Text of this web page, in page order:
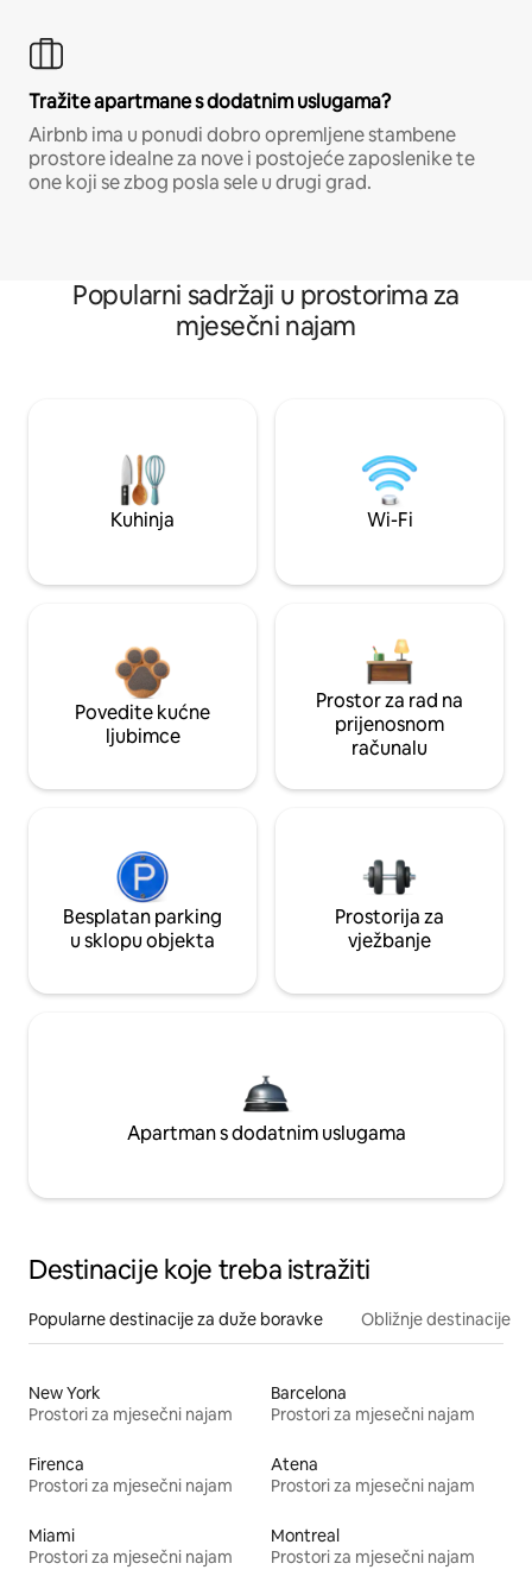
Tražite apartmane s dodatnim uslugama?
Airbnb ima u ponudi dobro opremljene stambene
prostore idealne za nove i postojeće zaposlenike te
one koji se zbog posla sele u drugi grad.
Popularni sadržaji u prostorima za
mjesečni najam
Kuhinja Wi-Fi
Povedite kućne
ljubimce
Prostor za rad na
prijenosnom
računalu
Besplatan parking
u sklopu objekta
Prostorija za
vježbanje
Apartman s dodatnim uslugama
Destinacije koje treba istražiti
Popularne destinacije za duže boravke Obližnje destinacije
New York
Prostori za mjesečni najam
Barcelona
Prostori za mjesečni najam
Firenca
Prostori za mjesečni najam
Atena
Prostori za mjesečni najam
Miami
Prostori za mjesečni najam
Montreal
Prostori za mjesečni najam